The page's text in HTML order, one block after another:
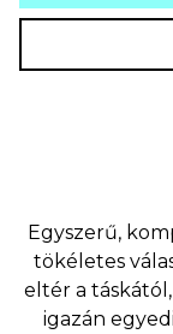
Egyszerű,
tökéletes
eltér a
igazán